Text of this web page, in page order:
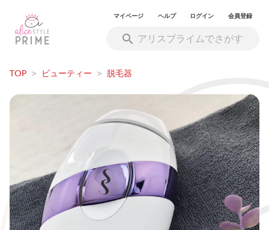
マイページ ヘルプ ログイン 会員登録
TOP > ビューティー > 脱毛器